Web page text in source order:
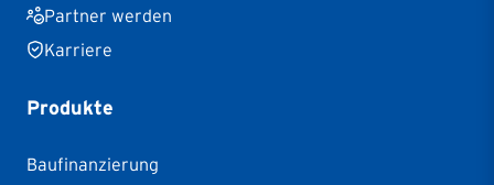
Partner werden
Karriere
Produkte
Baufinanzierung